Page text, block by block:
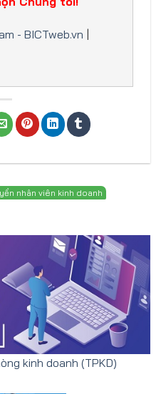
- BICTweb.vn |
kinh doanh (TPKD)